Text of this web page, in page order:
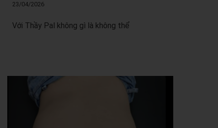
23/04/2026
Với Thầy Pal không gì là không thể